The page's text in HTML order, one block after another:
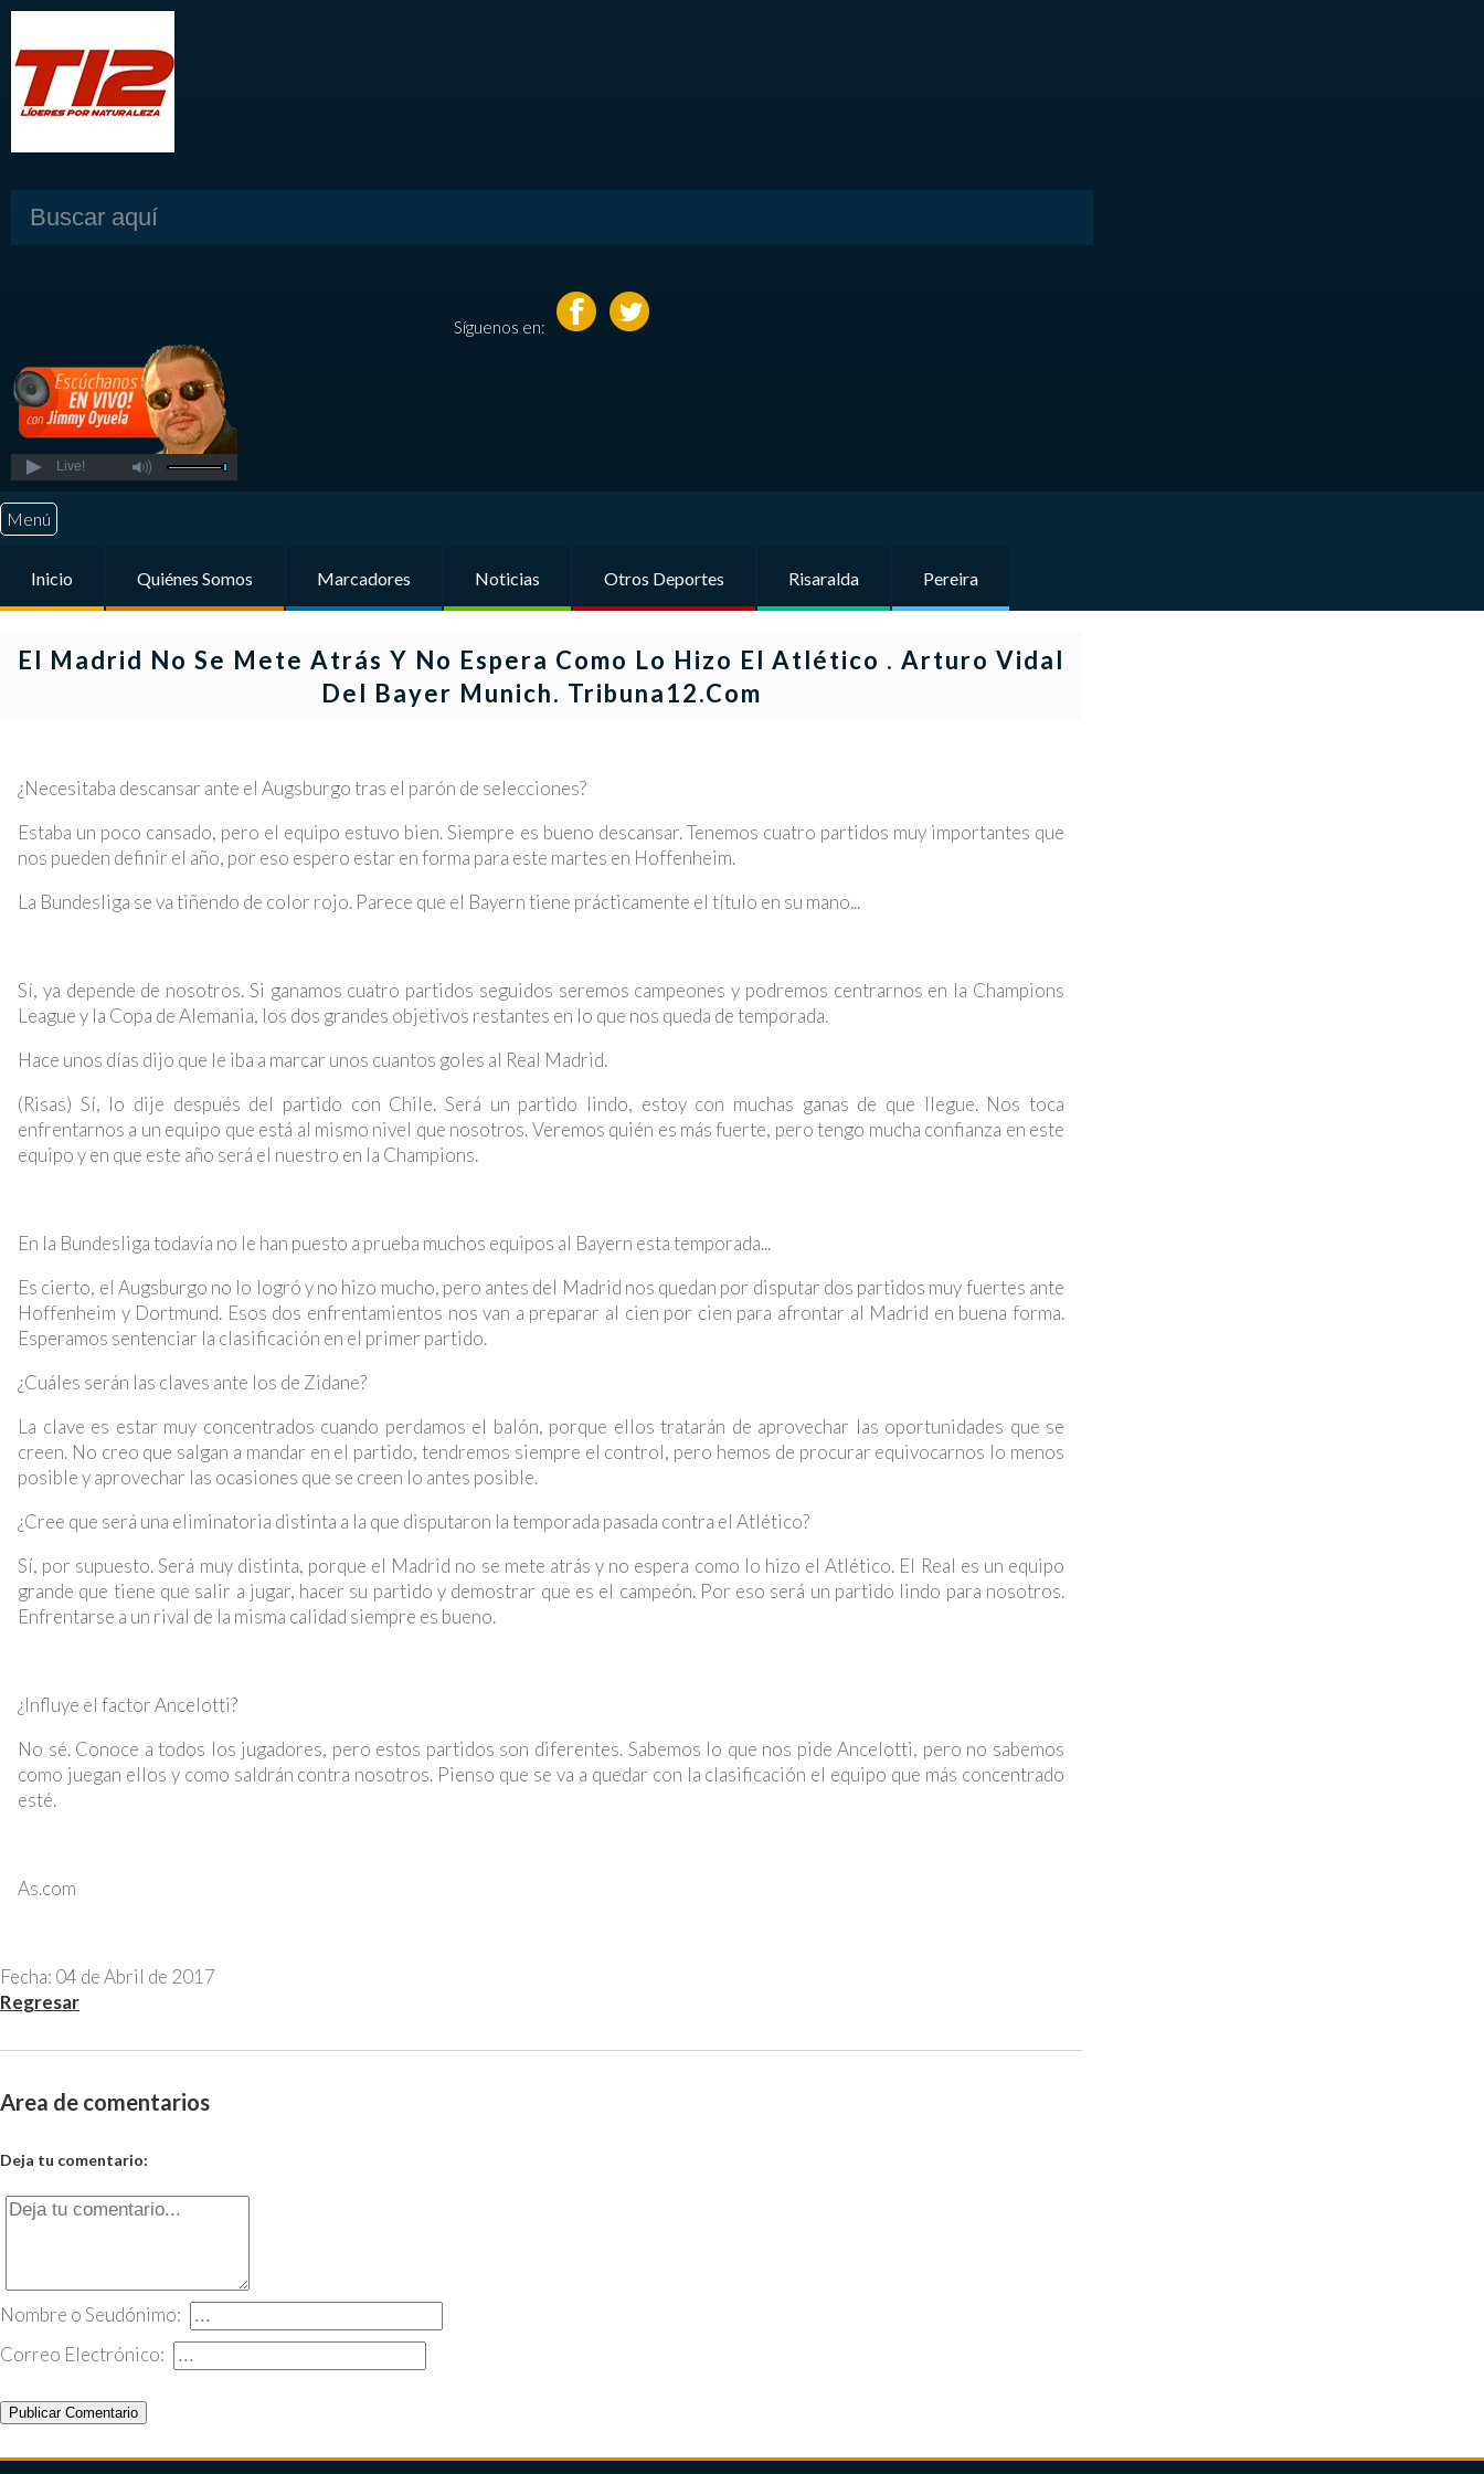
Síguenos en:
Live!
Menú
Inicio Quiénes Somos Marcadores Noticias Otros Deportes Risaralda Pereira
El Madrid No Se Mete Atrás Y No Espera Como Lo Hizo El Atlético . Arturo Vidal
Del Bayer Munich. Tribuna12.com
¿Necesitaba descansar ante el Augsburgo tras el parón de selecciones?
Estaba un poco cansado, pero el equipo estuvo bien. Siempre es bueno descansar. Tenemos cuatro partidos muy importantes que
nos pueden definir el año, por eso espero estar en forma para este martes en Hoffenheim.
La Bundesliga se va tiñendo de color rojo. Parece que el Bayern tiene prácticamente el título en su mano...
Sí, ya depende de nosotros. Si ganamos cuatro partidos seguidos seremos campeones y podremos centrarnos en la Champions
League y la Copa de Alemania, los dos grandes objetivos restantes en lo que nos queda de temporada.
Hace unos días dijo que le iba a marcar unos cuantos goles al Real Madrid.
(Risas) Sí, lo dije después del partido con Chile. Será un partido lindo, estoy con muchas ganas de que llegue. Nos toca
enfrentarnos a un equipo que está al mismo nivel que nosotros. Veremos quién es más fuerte, pero tengo mucha confianza en este
equipo y en que este año será el nuestro en la Champions.
En la Bundesliga todavía no le han puesto a prueba muchos equipos al Bayern esta temporada...
Es cierto, el Augsburgo no lo logró y no hizo mucho, pero antes del Madrid nos quedan por disputar dos partidos muy fuertes ante
Hoffenheim y Dortmund. Esos dos enfrentamientos nos van a preparar al cien por cien para afrontar al Madrid en buena forma.
Esperamos sentenciar la clasificación en el primer partido.
¿Cuáles serán las claves ante los de Zidane?
La clave es estar muy concentrados cuando perdamos el balón, porque ellos tratarán de aprovechar las oportunidades que se
creen. No creo que salgan a mandar en el partido, tendremos siempre el control, pero hemos de procurar equivocarnos lo menos
posible y aprovechar las ocasiones que se creen lo antes posible.
¿Cree que será una eliminatoria distinta a la que disputaron la temporada pasada contra el Atlético?
Sí, por supuesto. Será muy distinta, porque el Madrid no se mete atrás y no espera como lo hizo el Atlético. El Real es un equipo
grande que tiene que salir a jugar, hacer su partido y demostrar que es el campeón. Por eso será un partido lindo para nosotros.
Enfrentarse a un rival de la misma calidad siempre es bueno.
¿Influye el factor Ancelotti?
No sé. Conoce a todos los jugadores, pero estos partidos son diferentes. Sabemos lo que nos pide Ancelotti, pero no sabemos
como juegan ellos y como saldrán contra nosotros. Pienso que se va a quedar con la clasificación el equipo que más concentrado
esté.
As.com
Fecha: 04 de Abril de 2017
Regresar
Area de comentarios
Deja tu comentario:
Nombre o Seudónimo:
Correo Electrónico:
Publicar Comentario